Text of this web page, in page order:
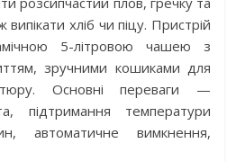
хліб чи піцу. Пристрій
5-літровою чашею з
зручними кошиками для
Основні переваги —
підтримання температури
автоматичне вимкнення,